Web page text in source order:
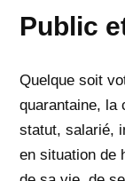
Public
Quelque soit
quarantaine, la
statut, salarié,
en situation de